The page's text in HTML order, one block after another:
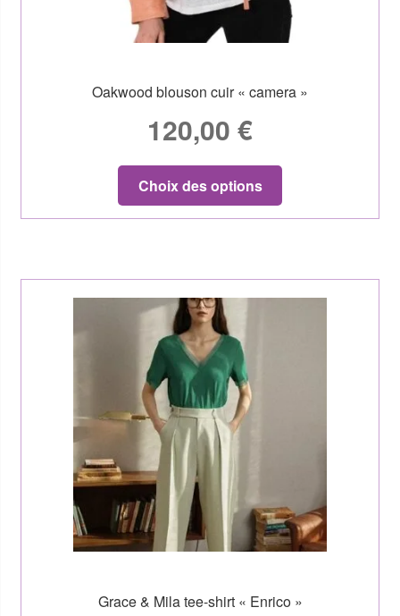
Oakwood blouson cuir « camera »
120,00 €
Choix des options
Grace & Mila tee-shirt « Enrico »